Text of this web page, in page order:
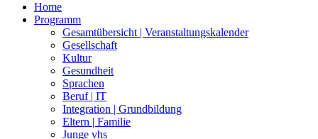
Home
Programm
Gesamtübersicht | Veranstaltungskalender
Gesellschaft
Kultur
Gesundheit
Sprachen
Beruf | IT
Integration | Grundbildung
Eltern | Familie
Junge vhs